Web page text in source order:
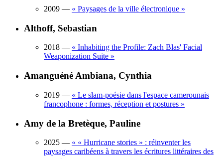
2009 — « Paysages de la ville électronique »
Althoff, Sebastian
2018 — « Inhabiting the Profile: Zach Blas' Facial
Weaponization Suite »
Amanguéné Ambiana, Cynthia
2019 — « Le slam-poésie dans l'espace camerounais
francophone : formes, réception et postures »
Amy de la Bretèque, Pauline
2025 — « « Hurricane stories » : réinventer les
paysages caribéens à travers les écritures littéraires des